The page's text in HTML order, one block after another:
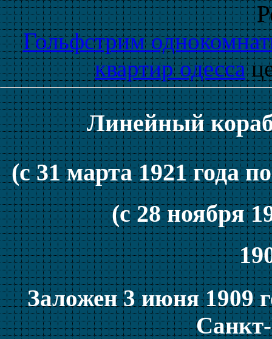
Гольфстрим
квартир одесса
Линейный
(с 31 марта 1921 года
(с 28 ноября
Заложен 3 июня 1909